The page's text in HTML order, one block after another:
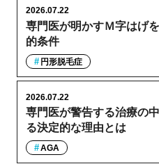
専門医が明かすＭ字はげ
的条件
2026.07.22
円形脱毛症
専門医が警告する治療の
る決定的な理由とは
2026.07.22
AGA